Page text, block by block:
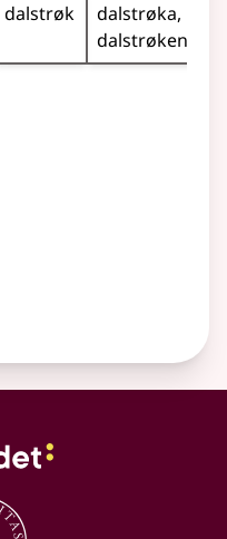
dalstrøk
dalstrøka
dalstrøkene